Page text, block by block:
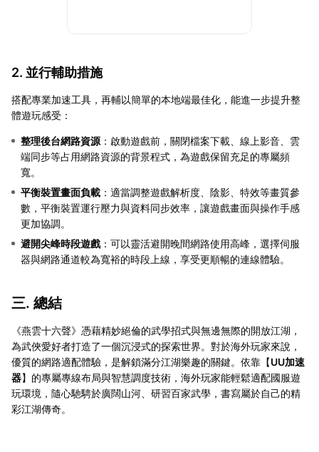
2. 並行輔助措施
搭配專業加速工具，再輔以簡單的本地端最佳化，能進一步提升整
體遊玩感受：
整理後台網路資源 ：啟動遊戲前，關閉檔案下載、線上影音、雲
端同步等占用網路資源的背景程式，為遊戲保留充足的專屬頻
寬。
平衡裝置畫面負載 ：適當調整遊戲解析度、陰影、特效等畫質參
數，平衡裝置運行壓力與資料同步效率，讓遊戲畫面與操作手感
更加協調。
避開尖峰時段遊戲：可以靈活避開晚間網路使用高峰，選擇伺服
器與網路通道較為寬裕的時段上線，享受更順暢的連線體驗。
三. 總結
《燕雲十六聲》憑藉精妙絕倫的武學招式與無邊無際的開放江湖，
為武俠愛好者打造了一個沉浸式的探索世界。對於海外玩家來說，
優質的網路適配體驗，是解鎖滿分江湖樂趣的關鍵。依靠【UU加速
器】的專屬專線布局與智慧調度技術，海外玩家能輕鬆適配國服遊
玩環境，隨心馳騁於廣闊山河、研習百家武學，書寫屬於自己的精
彩江湖傳奇。